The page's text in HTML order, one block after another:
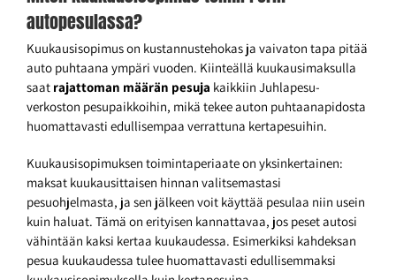
autopesulassa?
Kuukausisopimus on kustannustehokas ja vaivaton tapa pitää
auto puhtaana ympäri vuoden. Kiinteällä kuukausimaksulla
saat rajattoman määrän pesuja kaikkiin Juhlapesu-
verkoston pesupaikkoihin, mikä tekee auton puhtaanapidosta
huomattavasti edullisempaa verrattuna kertapesuihin.
Kuukausisopimuksen toimintaperiaate on yksinkertainen:
maksat kuukausittaisen hinnan valitsemastasi
pesuohjelmasta, ja sen jälkeen voit käyttää pesulaa niin usein
kuin haluat. Tämä on erityisen kannattavaa, jos peset autosi
vähintään kaksi kertaa kuukaudessa. Esimerkiksi kahdeksan
pesua kuukaudessa tulee huomattavasti edullisemmaksi